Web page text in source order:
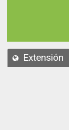
API
Extensión